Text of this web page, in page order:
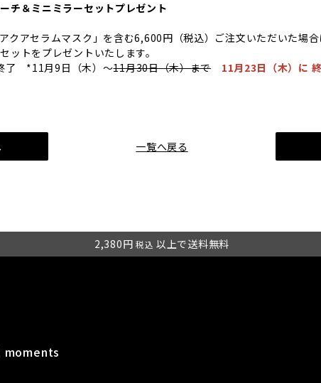
チ＆ミニミラーセットプレゼント
クアセラムマスク」を含む6,600円（税込）ご注文いただいた場
ットをプレゼントいたします。
了 *11月9日（木）～11月30日（木）まで 11月23日（木）に
一覧へ戻る
2,380円 税込 以上で送料無料